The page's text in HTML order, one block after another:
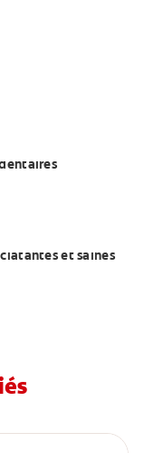
et saines